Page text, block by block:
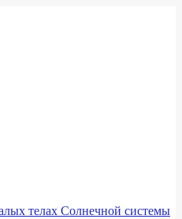
телах Солнечной системы